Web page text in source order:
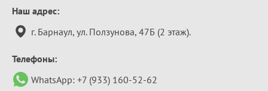
Контактная
информация
Наш адрес:
г. Барнаул, ул. Ползунова, 47Б (2 этаж).
Телефоны:
WhatsApp: +7 (933) 160-52-62